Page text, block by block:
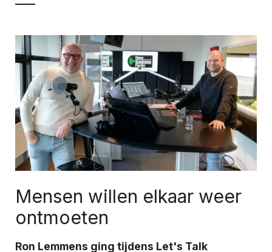
Mensen willen elkaar weer
ontmoeten
Ron Lemmens ging tijdens Let's Talk